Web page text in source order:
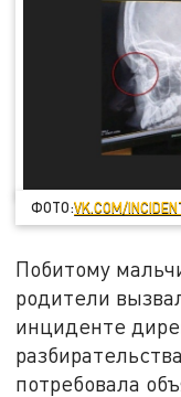
ФОТО:VK.COM/
Побитому
родители
инциденте
потребовала